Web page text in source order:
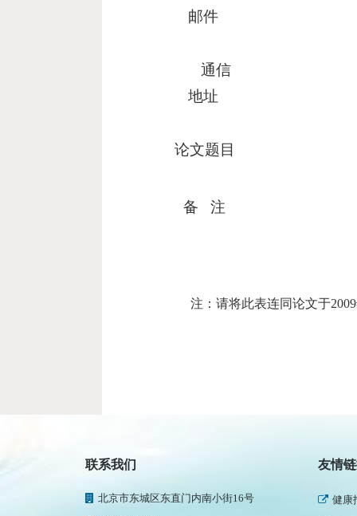
邮件
通信
地址
论文题目
备 注
注：请将此表连同论文于
联系我们
北京市东城区东直门内南小街16号
友情
世界
健康